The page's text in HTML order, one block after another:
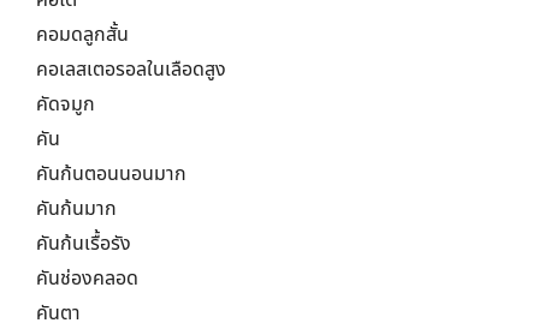
คอมดลูกสั้น
คอเลสเตอรอลในเลือดสูง
คัดจมูก
คัน
คันก้นตอนนอนมาก
คันก้นมาก
คันก้นเรื้อรัง
คันช่องคลอด
คันตา